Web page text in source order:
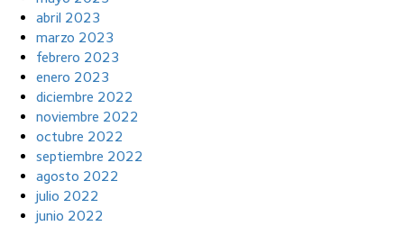
abril 2023
marzo 2023
febrero 2023
enero 2023
diciembre 2022
noviembre 2022
octubre 2022
septiembre 2022
agosto 2022
julio 2022
junio 2022